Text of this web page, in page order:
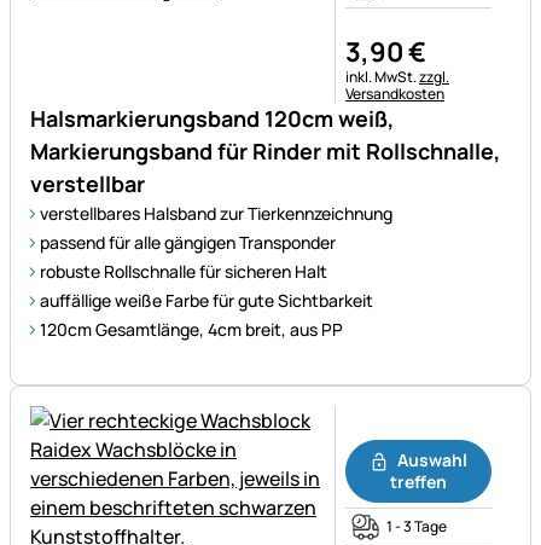
Halsmarkierungsband 120cm weiß,
Markierungsband für Rinder mit Rollschnalle,
verstellbar
verstellbares Halsband zur Tierkennzeichnung
passend für alle gängigen Transponder
robuste Rollschnalle für sicheren Halt
auffällige weiße Farbe für gute Sichtbarkeit
120cm Gesamtlänge, 4cm breit, aus PP
3,90€
Steuerhinweis:
inkl. MwSt.zzgl.
Versandkosten
Auswahl
treffen
1 - 3 Tage